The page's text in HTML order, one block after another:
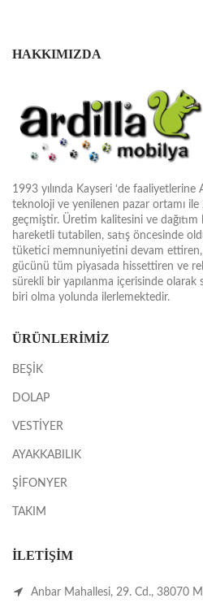
HAKKIMIZDA
1993 yılında Kayseri ‘de
teknoloji ve yenilenen pazar ortamı
geçmiştir. Üretim kalitesini ve dağıtım
hareketli tutabilen, satış öncesinde
tüketici memnuniyetini devam ettiren,
gücünü tüm piyasada hissettiren ve
sürekli bir yapılanma içerisinde
biri olma yolunda ilerlemektedir.
ÜRÜNLERİMİZ
BEŞİK
DOLAP
VESTİYER
AYAKKABILIK
ŞİFONYER
TAKIM
İLETİŞİM
Anbar Mahallesi, 29. Cd., 38070